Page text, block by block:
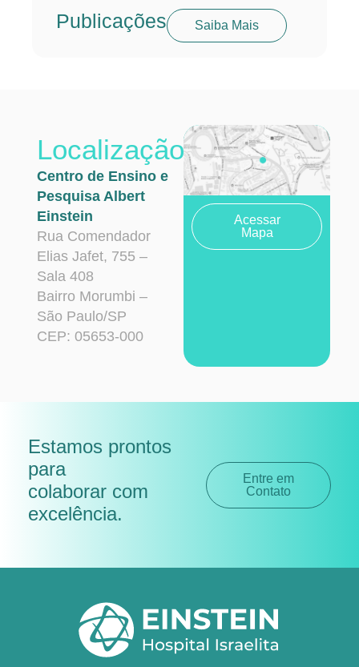
Publicações Saiba Mais
Localização
Centro de Ensino e
Pesquisa Albert
Einstein
Rua Comendador
Elias Jafet, 755 –
Sala 408
Bairro Morumbi –
São Paulo/SP
CEP: 05653-000
Acessar
Mapa
Estamos prontos
para
colaborar com
excelência.
Entre em
Contato